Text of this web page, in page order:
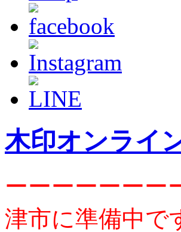
木印オンライ
ーーーーーーー
津市に準備中で